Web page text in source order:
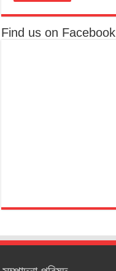
Find us on Facebook